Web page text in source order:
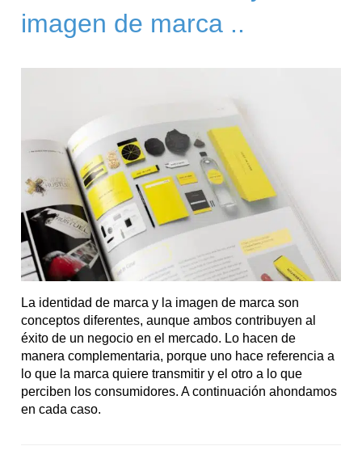
imagen de marca ..
La identidad de marca y la imagen de marca son
conceptos diferentes, aunque ambos contribuyen al
éxito de un negocio en el mercado. Lo hacen de
manera complementaria, porque uno hace referencia a
lo que la marca quiere transmitir y el otro a lo que
perciben los consumidores. A continuación ahondamos
en cada caso.